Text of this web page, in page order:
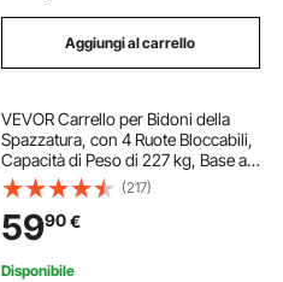
Aggiungi al carrello
VEVOR Carrello per Bidoni della
Spazzatura, con 4 Ruote Bloccabili,
Capacità di Peso di 227 kg, Base a
Rulli Rotonda, Carrello per Barili per
Impieghi Gravosi 455 x 155 mm
Nero 2 Pezzi
(217)
5990€
Disponibile